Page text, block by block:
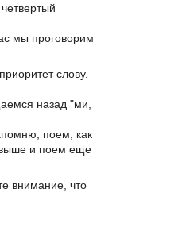
мы проговорим
слову.
назад "ми,
поем, как
выше и поем еще
внимание, что